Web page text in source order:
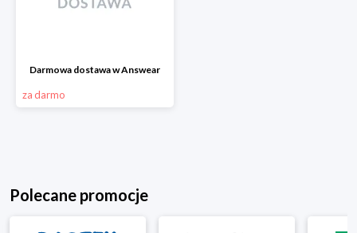
Darmowa dostawa w Answear
za darmo
Polecane promocje